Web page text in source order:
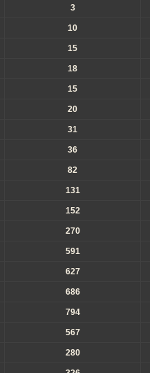
3
10
15
18
15
20
31
36
82
131
152
270
591
627
686
794
567
280